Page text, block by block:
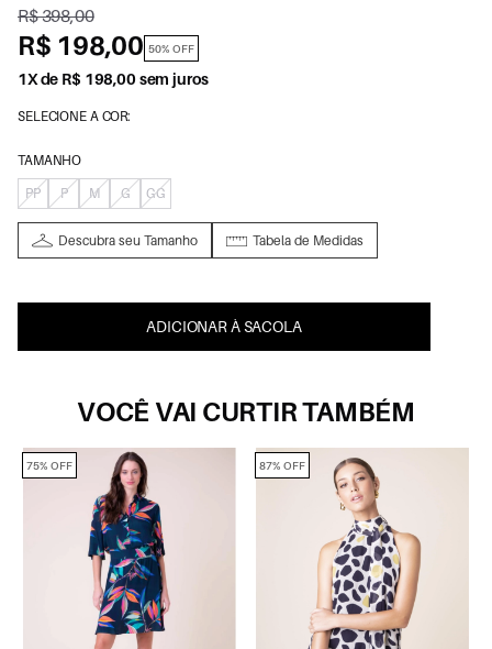
R$ 398,00
R$ 198,00 50% OFF
1X de R$ 198,00 sem juros
SELECIONE A COR:
TAMANHO
PP
P M G GG
Descubra seu Tamanho Tabela de Medidas
ADICIONAR À SACOLA
VOCÊ VAI CURTIR TAMBÉM
75% OFF 87% OFF